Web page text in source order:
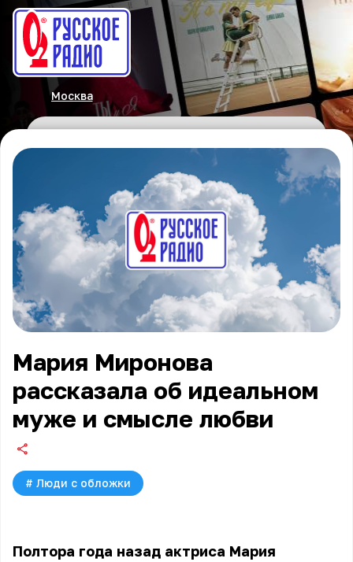
Москва
Мария Миронова
рассказала об идеальном
муже и смысле любви
# Люди с обложки
Полтора года назад актриса Мария